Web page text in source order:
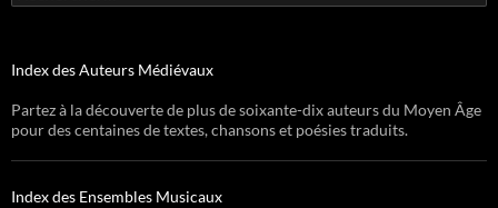
Index des Auteurs Médiévaux
Partez à la découverte de plus de soixante-dix auteurs du Moyen Âge
pour des centaines de textes, chansons et poésies traduits.
Index des Ensembles Musicaux